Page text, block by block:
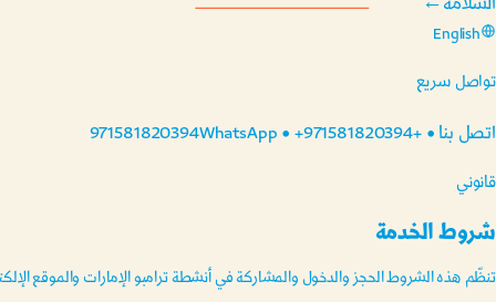
السلامة ←
English
تواصل سريع
اتصل بنا •
+971581820394
WhatsApp • +971581820394
قانوني
شروط الخدمة
تنظّم هذه الشروط الحجز والدخول والمشاركة في أنشطة ترامبو الإمارات والموقع